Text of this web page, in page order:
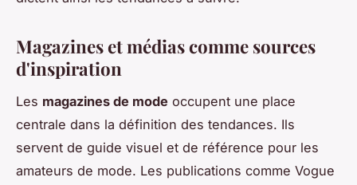
Magazines et médias comme sources
d'inspiration
Les magazines de mode occupent une place
centrale dans la définition des tendances. Ils
servent de guide visuel et de référence pour les
amateurs de mode. Les publications comme Vogue